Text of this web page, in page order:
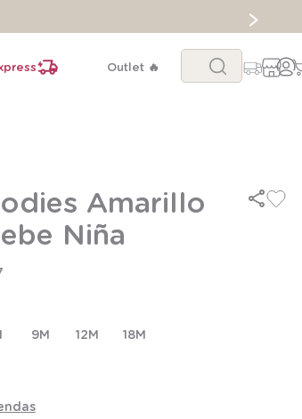
Outlet 🔥
Buscar...
Amarillo
Niña
9M 12M 18M